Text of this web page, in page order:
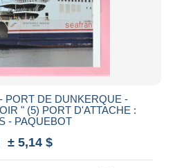
PORT DE DUNKERQUE -
" (5) PORT D'ATTACHE :
- PAQUEBOT
± 5,14 $